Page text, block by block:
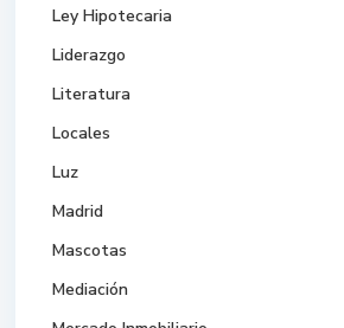
Ley Hipotecaria
Liderazgo
Literatura
Locales
Luz
Madrid
Mascotas
Mediación